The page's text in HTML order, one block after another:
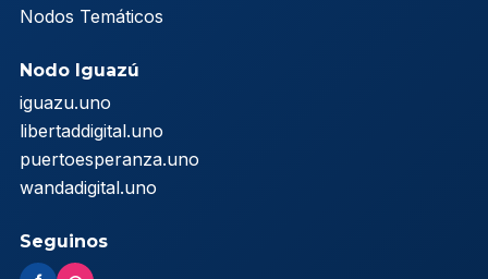
Nodos Temáticos
Nodo Iguazú
iguazu.uno
libertaddigital.uno
puertoesperanza.uno
wandadigital.uno
Seguinos